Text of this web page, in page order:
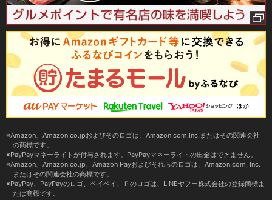
Amazon、Amazon.co.jpおよびそのロゴは、Amazon.com,Inc.またはその関連会社
の商標です。
PayPayマネーライトが付与されます。PayPayマネーライトの出金はできません。
Amazon、Amazon.co.jp、Amazon Payおよびそれらのロゴは、Amazon.com, Inc.
またはその関連会社の商標です。
PayPay、PayPayのロゴ、ペイペイ、Ｐのロゴは、LINEヤフー株式会社の登録商標ま
たは商標です。